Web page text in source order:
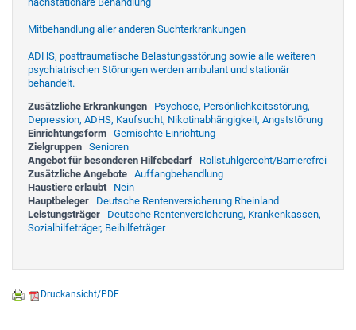
Mitbehandlung aller anderen Suchterkrankungen
ADHS, posttraumatische Belastungsstörung sowie alle weiteren
psychiatrischen Störungen werden ambulant und stationär
behandelt.
Zusätzliche Erkrankungen
Psychose, Persönlichkeitsstörung,
Depression, ADHS, Kaufsucht, Nikotinabhängigkeit, Angststörung
Einrichtungsform Gemischte Einrichtung
Zielgruppen Senioren
Angebot für besonderen Hilfebedarf
Rollstuhlgerecht/Barrierefrei
Zusätzliche Angebote Auffangbehandlung
Haustiere erlaubt
Nein
Hauptbeleger
Deutsche Rentenversicherung Rheinland
Leistungsträger
Deutsche Rentenversicherung, Krankenkassen,
Sozialhilfeträger, Beihilfeträger
Druckansicht/PDF